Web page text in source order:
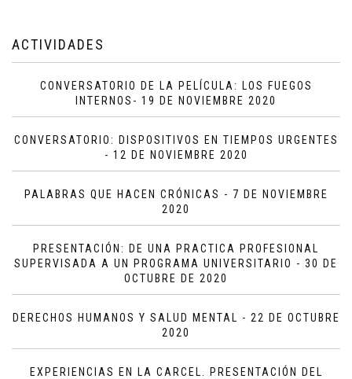
ACTIVIDADES
CONVERSATORIO DE LA PELÍCULA: LOS FUEGOS
INTERNOS- 19 DE NOVIEMBRE 2020
CONVERSATORIO: DISPOSITIVOS EN TIEMPOS URGENTES
- 12 DE NOVIEMBRE 2020
PALABRAS QUE HACEN CRÓNICAS - 7 DE NOVIEMBRE
2020
PRESENTACIÓN: DE UNA PRACTICA PROFESIONAL
SUPERVISADA A UN PROGRAMA UNIVERSITARIO - 30 DE
OCTUBRE DE 2020
DERECHOS HUMANOS Y SALUD MENTAL - 22 DE OCTUBRE
2020
EXPERIENCIAS EN LA CARCEL. PRESENTACIÓN DEL